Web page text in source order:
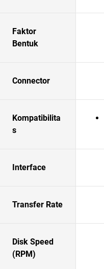
Faktor
Bentuk
Connector
Kompatibilita
s
Interface
Transfer Rate
Disk Speed
(RPM)